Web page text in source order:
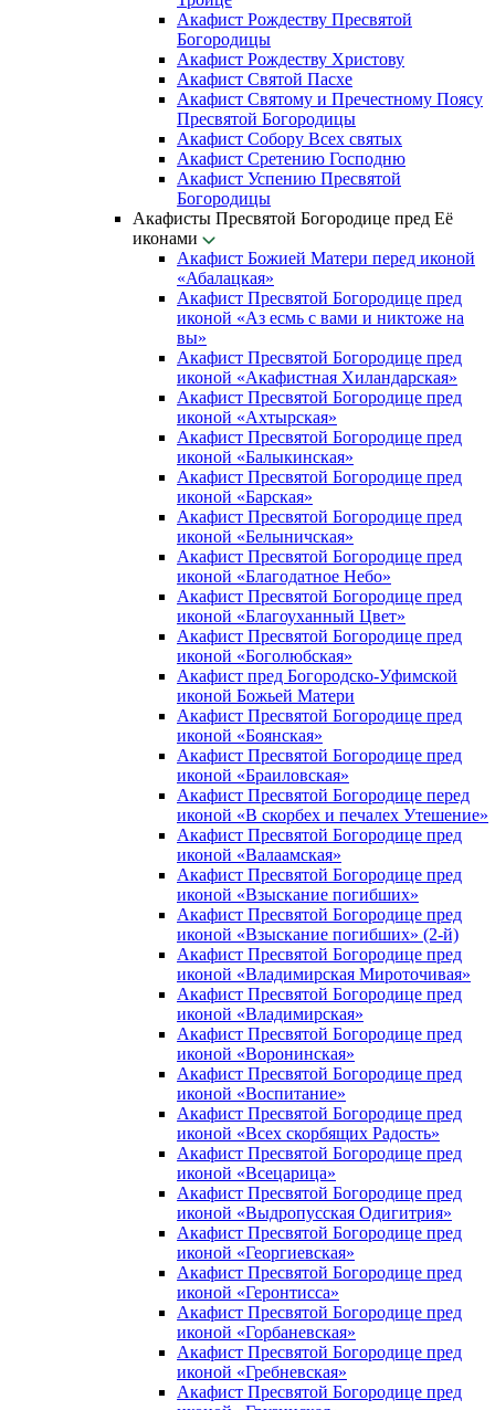
Акафист Рождеству Пресвятой
Богородицы
Акафист Рождеству Христову
Акафист Святой Пасхе
Акафист Святому и Пречестному Поясу
Пресвятой Богородицы
Акафист Собору Всех святых
Акафист Сретению Господню
Акафист Успению Пресвятой
Богородицы
Акафисты Пресвятой Богородице пред Её
иконами
Акафист Божией Матери перед иконой
«Абалацкая»
Акафист Пресвятой Богородице пред
иконой «Аз есмь с вами и никтоже на
вы»
Акафист Пресвятой Богородице пред
иконой «Акафистная Хиландарская»
Акафист Пресвятой Богородице пред
иконой «Ахтырская»
Акафист Пресвятой Богородице пред
иконой «Балыкинская»
Акафист Пресвятой Богородице пред
иконой «Барская»
Акафист Пресвятой Богородице пред
иконой «Белыничская»
Акафист Пресвятой Богородице пред
иконой «Благодатное Небо»
Акафист Пресвятой Богородице пред
иконой «Благоуханный Цвет»
Акафист Пресвятой Богородице пред
иконой «Боголюбская»
Акафист пред Богородско-Уфимской
иконой Божьей Матери
Акафист Пресвятой Богородице пред
иконой «Боянская»
Акафист Пресвятой Богородице пред
иконой «Браиловская»
Акафист Пресвятой Богородице перед
иконой «В скорбех и печалех Утешение»
Акафист Пресвятой Богородице пред
иконой «Валаамская»
Акафист Пресвятой Богородице пред
иконой «Взыскание погибших»
Акафист Пресвятой Богородице пред
иконой «Взыскание погибших» (2-й)
Акафист Пресвятой Богородице пред
иконой «Владимирская Мироточивая»
Акафист Пресвятой Богородице пред
иконой «Владимирская»
Акафист Пресвятой Богородице пред
иконой «Воронинская»
Акафист Пресвятой Богородице пред
иконой «Воспитание»
Акафист Пресвятой Богородице пред
иконой «Всех скорбящих Радость»
Акафист Пресвятой Богородице пред
иконой «Всецарица»
Акафист Пресвятой Богородице пред
иконой «Выдропусская Одигитрия»
Акафист Пресвятой Богородице пред
иконой «Георгиевская»
Акафист Пресвятой Богородице пред
иконой «Геронтисса»
Акафист Пресвятой Богородице пред
иконой «Горбаневская»
Акафист Пресвятой Богородице пред
иконой «Гребневская»
Акафист Пресвятой Богородице пред